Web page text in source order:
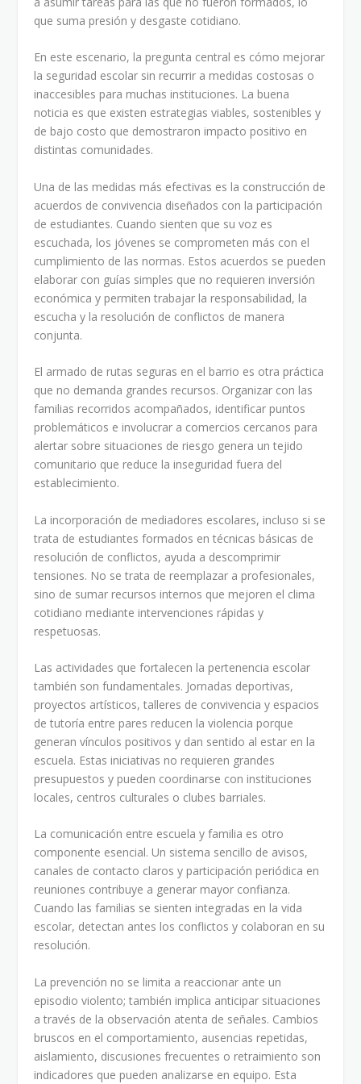
que suma presión y desgaste cotidiano.
En este escenario, la pregunta central es cómo mejorar
la seguridad escolar sin recurrir a medidas costosas o
inaccesibles para muchas instituciones. La buena
noticia es que existen estrategias viables, sostenibles y
de bajo costo que demostraron impacto positivo en
distintas comunidades.
Una de las medidas más efectivas es la construcción de
acuerdos de convivencia diseñados con la participación
de estudiantes. Cuando sienten que su voz es
escuchada, los jóvenes se comprometen más con el
cumplimiento de las normas. Estos acuerdos se pueden
elaborar con guías simples que no requieren inversión
económica y permiten trabajar la responsabilidad, la
escucha y la resolución de conflictos de manera
conjunta.
El armado de rutas seguras en el barrio es otra práctica
que no demanda grandes recursos. Organizar con las
familias recorridos acompañados, identificar puntos
problemáticos e involucrar a comercios cercanos para
alertar sobre situaciones de riesgo genera un tejido
comunitario que reduce la inseguridad fuera del
establecimiento.
La incorporación de mediadores escolares, incluso si se
trata de estudiantes formados en técnicas básicas de
resolución de conflictos, ayuda a descomprimir
tensiones. No se trata de reemplazar a profesionales,
sino de sumar recursos internos que mejoren el clima
cotidiano mediante intervenciones rápidas y
respetuosas.
Las actividades que fortalecen la pertenencia escolar
también son fundamentales. Jornadas deportivas,
proyectos artísticos, talleres de convivencia y espacios
de tutoría entre pares reducen la violencia porque
generan vínculos positivos y dan sentido al estar en la
escuela. Estas iniciativas no requieren grandes
presupuestos y pueden coordinarse con instituciones
locales, centros culturales o clubes barriales.
La comunicación entre escuela y familia es otro
componente esencial. Un sistema sencillo de avisos,
canales de contacto claros y participación periódica en
reuniones contribuye a generar mayor confianza.
Cuando las familias se sienten integradas en la vida
escolar, detectan antes los conflictos y colaboran en su
resolución.
La prevención no se limita a reaccionar ante un
episodio violento; también implica anticipar situaciones
a través de la observación atenta de señales. Cambios
bruscos en el comportamiento, ausencias repetidas,
aislamiento, discusiones frecuentes o retraimiento son
indicadores que pueden analizarse en equipo. Esta